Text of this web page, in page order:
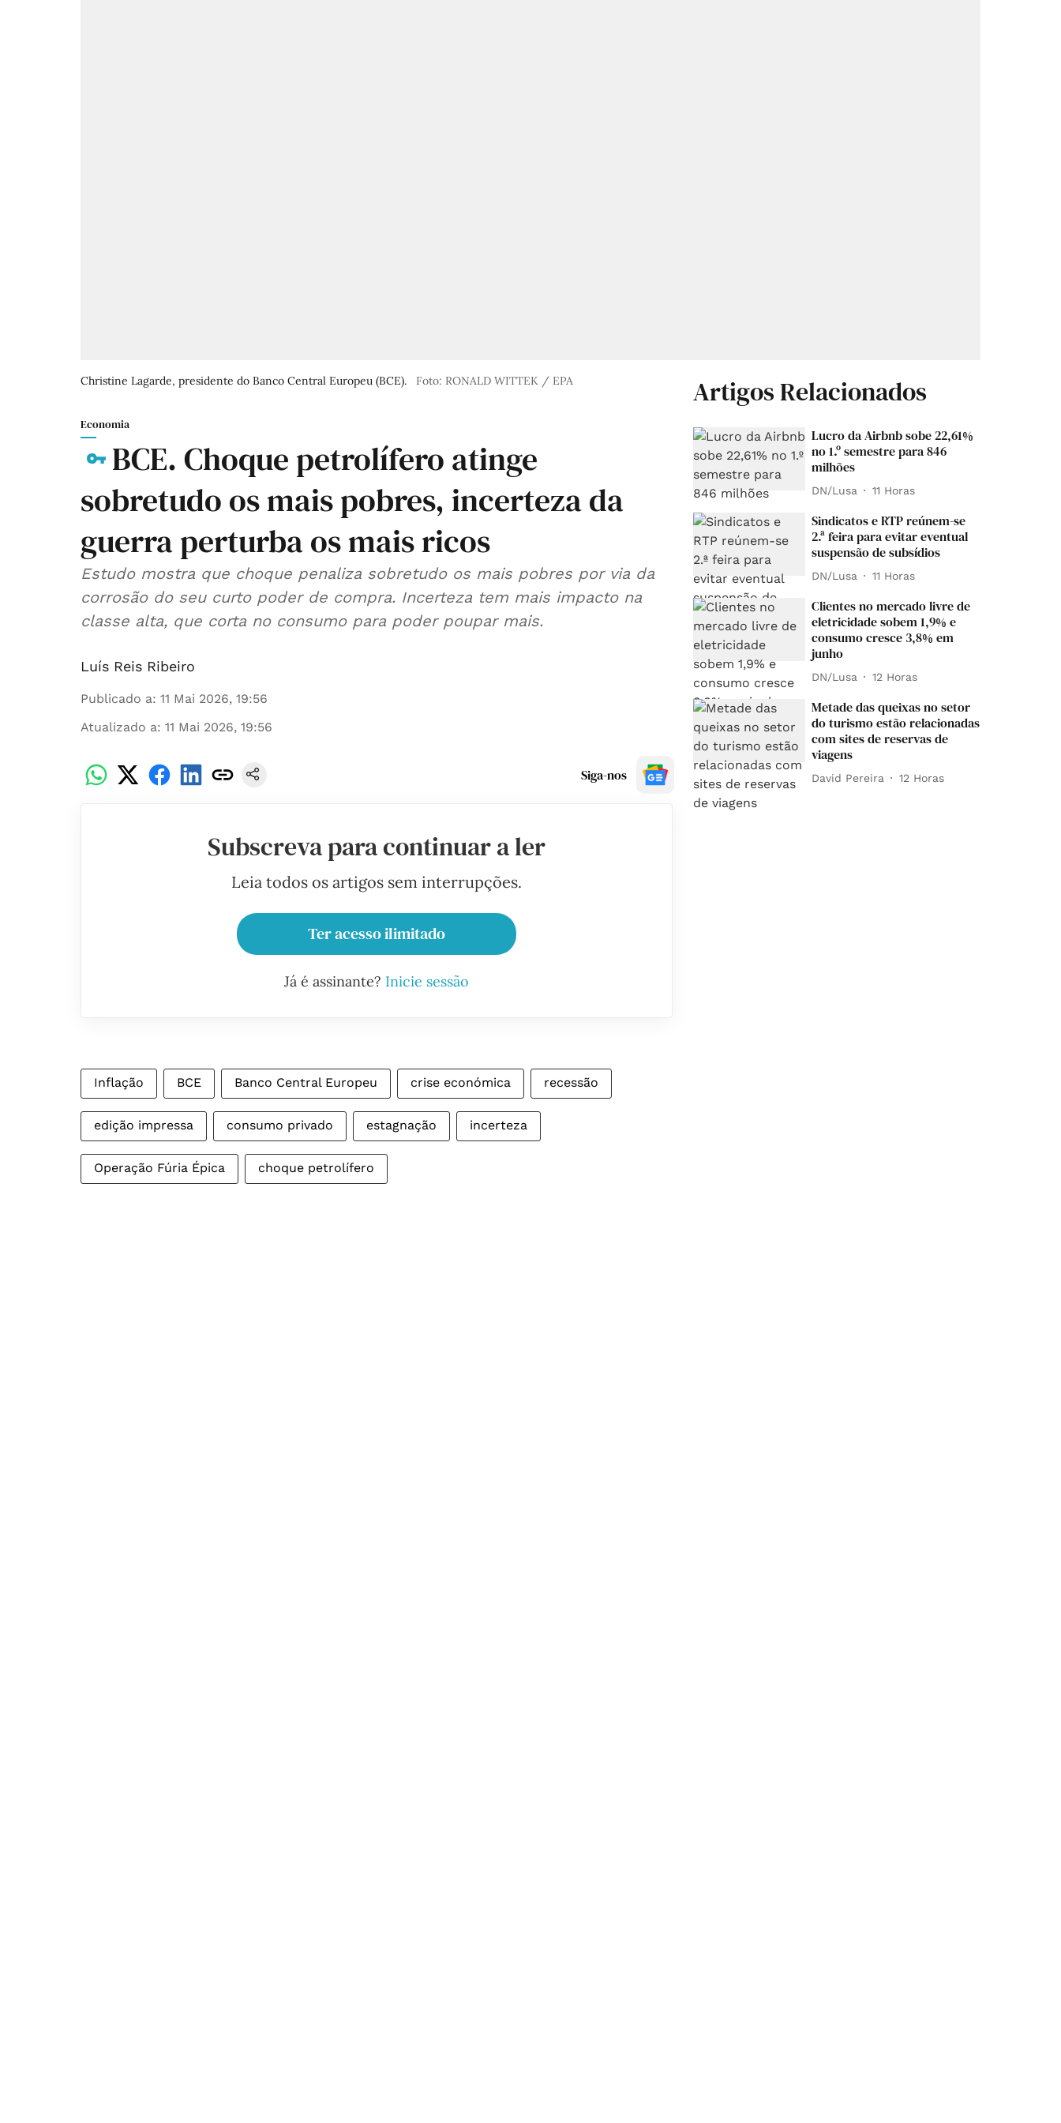
Christine Lagarde, presidente do Banco Central Europeu (BCE). Foto: RONALD WITTEK / EPA
Economia
BCE. Choque petrolífero atinge
sobretudo os mais pobres, incerteza da
guerra perturba os mais ricos
Estudo mostra que choque penaliza sobretudo os mais pobres por via da
corrosão do seu curto poder de compra. Incerteza tem mais impacto na
classe alta, que corta no consumo para poder poupar mais.
Luís Reis Ribeiro
Publicado a: 11 Mai 2026, 19:56
Atualizado a: 11 Mai 2026, 19:56
Siga-nos
Subscreva para continuar a ler
Leia todos os artigos sem interrupções.
Ter acesso ilimitado
Já é assinante? Inicie sessão
Inflação BCE Banco Central Europeu crise económica recessão
edição impressa consumo privado estagnação incerteza
Operação Fúria Épica choque petrolífero
Artigos Relacionados
Lucro da Airbnb sobe 22,61%
no 1.º semestre para 846
milhões
DN/Lusa 11 Horas
Sindicatos e RTP reúnem-se
2.ª feira para evitar eventual
suspensão de subsídios
DN/Lusa 11 Horas
Clientes no mercado livre de
eletricidade sobem 1,9% e
consumo cresce 3,8% em
junho
DN/Lusa 12 Horas
Metade das queixas no setor
do turismo estão relacionadas
com sites de reservas de
viagens
David Pereira 12 Horas